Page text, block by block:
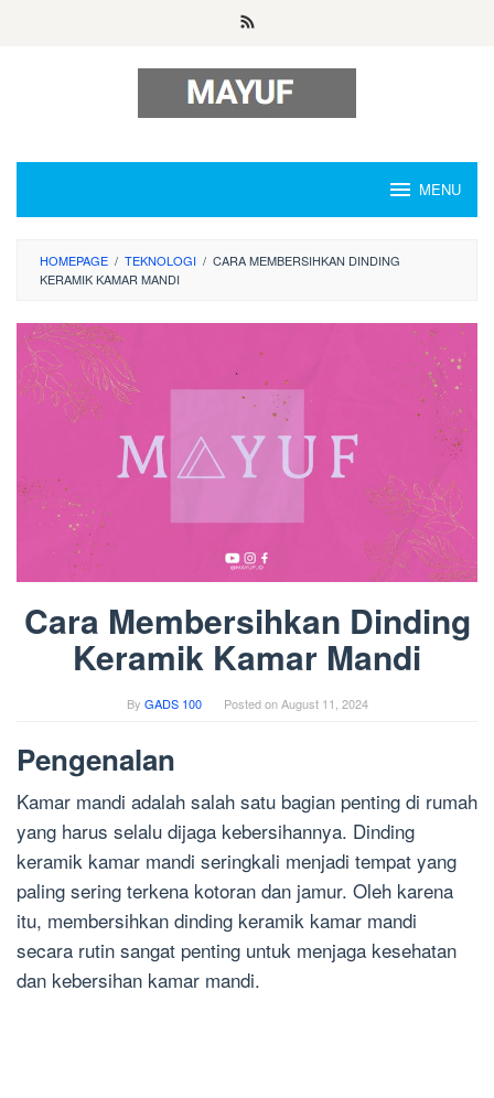
MENU
HOMEPAGE / TEKNOLOGI / CARA MEMBERSIHKAN DINDING
KERAMIK KAMAR MANDI
Cara Membersihkan Dinding
Keramik Kamar Mandi
By GADS 100 Posted onAugust 11, 2024
Pengenalan
Kamar mandi adalah salah satu bagian penting di rumah
yang harus selalu dijaga kebersihannya. Dinding
keramik kamar mandi seringkali menjadi tempat yang
paling sering terkena kotoran dan jamur. Oleh karena
itu, membersihkan dinding keramik kamar mandi
secara rutin sangat penting untuk menjaga kesehatan
dan kebersihan kamar mandi.